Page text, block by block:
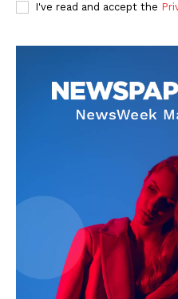
I've read and accept the